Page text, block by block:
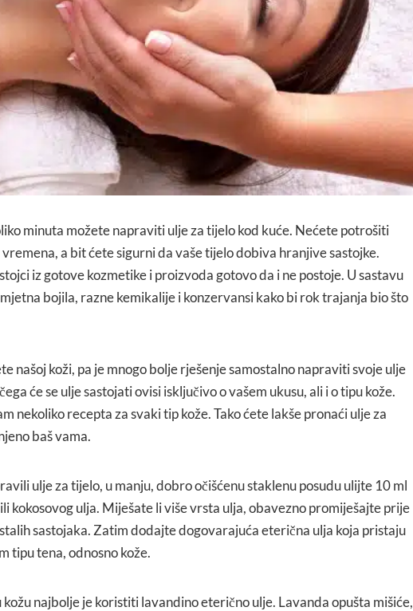
minuta možete napraviti ulje za tijelo kod kuće. Nećete potrošiti
a bit ćete sigurni da vaše tijelo dobiva hranjive sastojke.
iz gotove kozmetike i proizvoda gotovo da i ne postoje. U sastavu
bojila, razne kemikalije i konzervansi kako bi rok trajanja bio što
našoj koži, pa je mnogo bolje rješenje samostalno napraviti svoje ulje
će se ulje sastojati ovisi isključivo o vašem ukusu, ali i o tipu kože.
nekoliko recepta za svaki tip kože. Tako ćete lakše pronaći ulje za
baš vama.
ulje za tijelo, u manju, dobro očišćenu staklenu posudu ulijte 10 ml
kokosovog ulja. Miješate li više vrsta ulja, obavezno promiješajte prije
sastojaka. Zatim dodajte dogovarajuća eterična ulja koja pristaju
tipu tena, odnosno kože.
najbolje je koristiti lavandino eterično ulje. Lavanda opušta mišiće,